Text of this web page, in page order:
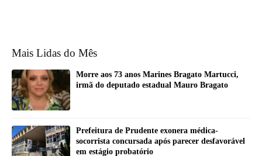
Mais Lidas do Mês
Morre aos 73 anos Marines Bragato Martucci,
irmã do deputado estadual Mauro Bragato
Prefeitura de Prudente exonera médica-
socorrista concursada após parecer desfavorável
em estágio probatório